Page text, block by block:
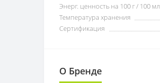
Энерг. ценность на 100 г / 100 мл
Температура хранения
Сертификация
О Бренде